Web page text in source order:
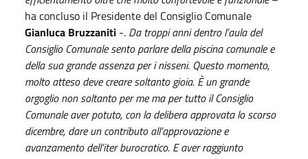
ha concluso il Presidente del Consiglio Comunale
Gianluca Bruzzaniti -. Da troppi anni dentro l’aula del
Consiglio Comunale sento parlare della piscina comunale e
della sua grande assenza per i nisseni. Questo momento,
molto atteso deve creare soltanto gioia. È un grande
orgoglio non soltanto per me ma per tutto il Consiglio
Comunale aver potuto, con la delibera approvata lo scorso
dicembre, dare un contributo all’approvazione e
avanzamento dell’iter burocratico. E aver raggiunto